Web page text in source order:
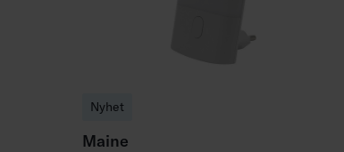
Nyhet
Maine